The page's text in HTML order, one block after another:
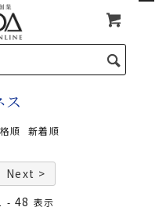
ス
順 新着順
Next >
- 48 表示